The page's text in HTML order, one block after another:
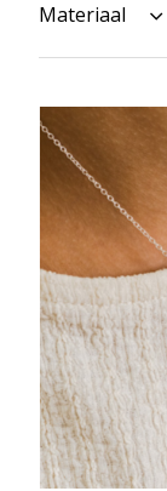
Materiaal